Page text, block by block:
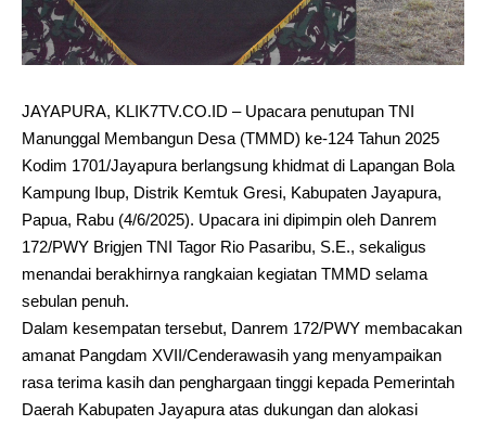
JAYAPURA, KLIK7TV.CO.ID – Upacara penutupan TNI
Manunggal Membangun Desa (TMMD) ke-124 Tahun 2025
Kodim 1701/Jayapura berlangsung khidmat di Lapangan Bola
Kampung Ibup, Distrik Kemtuk Gresi, Kabupaten Jayapura,
Papua, Rabu (4/6/2025). Upacara ini dipimpin oleh Danrem
172/PWY Brigjen TNI Tagor Rio Pasaribu, S.E., sekaligus
menandai berakhirnya rangkaian kegiatan TMMD selama
sebulan penuh.
Dalam kesempatan tersebut, Danrem 172/PWY membacakan
amanat Pangdam XVII/Cenderawasih yang menyampaikan
rasa terima kasih dan penghargaan tinggi kepada Pemerintah
Daerah Kabupaten Jayapura atas dukungan dan alokasi